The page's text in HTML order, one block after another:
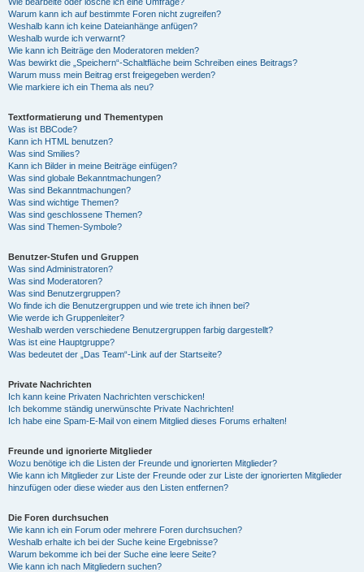
Warum kann ich auf bestimmte Foren nicht zugreifen?
Weshalb kann ich keine Dateianhänge anfügen?
Weshalb wurde ich verwarnt?
Wie kann ich Beiträge den Moderatoren melden?
Was bewirkt die „Speichern“-Schaltfläche beim Schreiben eines Beitrags?
Warum muss mein Beitrag erst freigegeben werden?
Wie markiere ich ein Thema als neu?
Textformatierung und Thementypen
Was ist BBCode?
Kann ich HTML benutzen?
Was sind Smilies?
Kann ich Bilder in meine Beiträge einfügen?
Was sind globale Bekanntmachungen?
Was sind Bekanntmachungen?
Was sind wichtige Themen?
Was sind geschlossene Themen?
Was sind Themen-Symbole?
Benutzer-Stufen und Gruppen
Was sind Administratoren?
Was sind Moderatoren?
Was sind Benutzergruppen?
Wo finde ich die Benutzergruppen und wie trete ich ihnen bei?
Wie werde ich Gruppenleiter?
Weshalb werden verschiedene Benutzergruppen farbig dargestellt?
Was ist eine Hauptgruppe?
Was bedeutet der „Das Team“-Link auf der Startseite?
Private Nachrichten
Ich kann keine Privaten Nachrichten verschicken!
Ich bekomme ständig unerwünschte Private Nachrichten!
Ich habe eine Spam-E-Mail von einem Mitglied dieses Forums erhalten!
Freunde und ignorierte Mitglieder
Wozu benötige ich die Listen der Freunde und ignorierten Mitglieder?
Wie kann ich Mitglieder zur Liste der Freunde oder zur Liste der ignorierten Mitglieder
hinzufügen oder diese wieder aus den Listen entfernen?
Die Foren durchsuchen
Wie kann ich ein Forum oder mehrere Foren durchsuchen?
Weshalb erhalte ich bei der Suche keine Ergebnisse?
Warum bekomme ich bei der Suche eine leere Seite?
Wie kann ich nach Mitgliedern suchen?